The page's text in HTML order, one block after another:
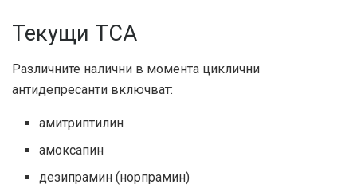
Текущи TCA
Различните налични в момента циклични
антидепресанти включват:
амитриптилин
амоксапин
дезипрамин (норпрамин)